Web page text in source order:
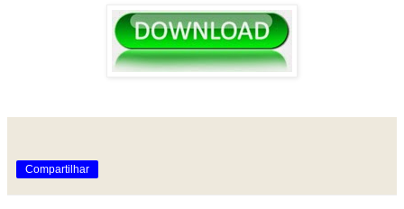
Compartilhar